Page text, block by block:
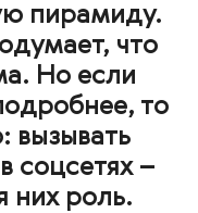
пирамиду.
что
Но если
то
вызывать
соцсетях –
них роль.